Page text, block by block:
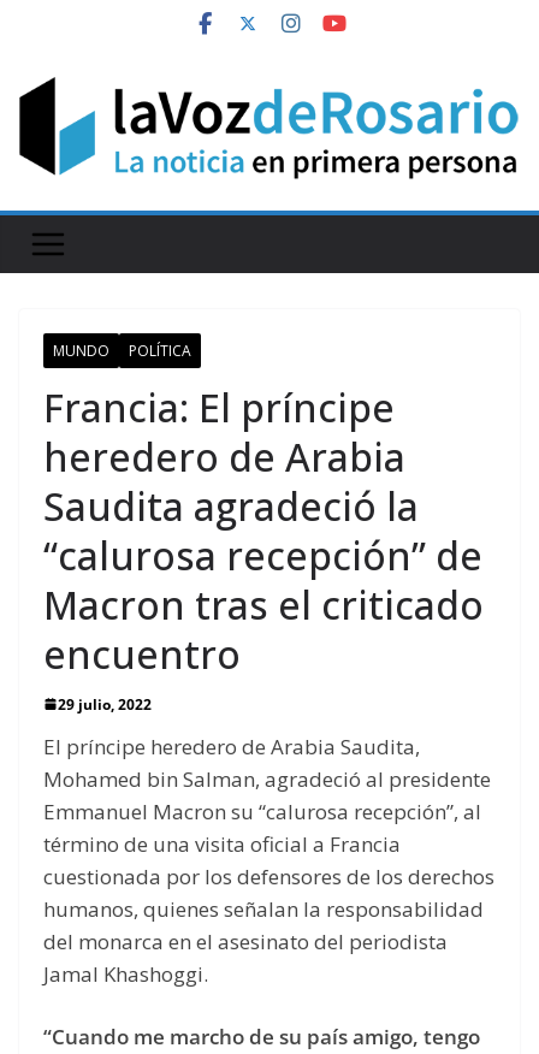
content
MUNDO POLÍTICA
Francia: El príncipe
heredero de Arabia
Saudita agradeció la
“calurosa recepción” de
Macron tras el criticado
encuentro
29 julio, 2022
El príncipe heredero de Arabia Saudita,
Mohamed bin Salman, agradeció al presidente
Emmanuel Macron su “calurosa recepción”, al
término de una visita oficial a Francia
cuestionada por los defensores de los derechos
humanos, quienes señalan la responsabilidad
del monarca en el asesinato del periodista
Jamal Khashoggi.
“Cuando me marcho de su país amigo, tengo